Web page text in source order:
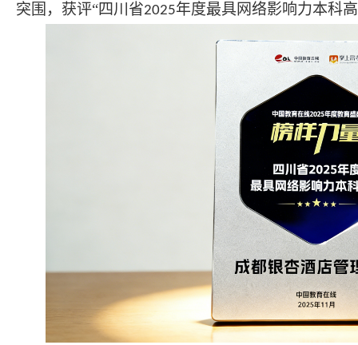
突围，获评“四川省2025年度最具网络影响力本科